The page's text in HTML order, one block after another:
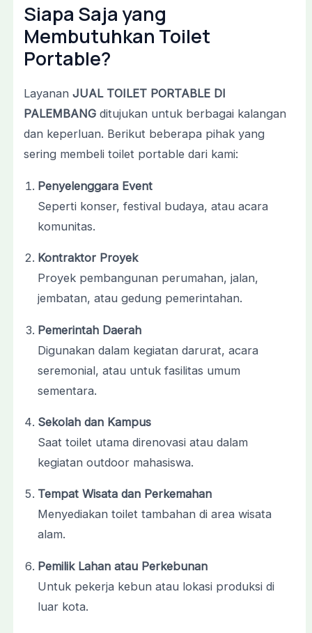
Siapa Sajayang
Membutuhkan Toilet
Portable?
Layanan JUAL TOILET PORTABLE DI
PALEMBANG ditujukan untuk berbagai kalangan
dan keperluan. Berikut beberapa pihak yang
sering membeli toilet portable dari kami:
Penyelenggara Event
Seperti konser, festival budaya, atau acara
komunitas.
Kontraktor Proyek
Proyek pembangunan perumahan, jalan,
jembatan, atau gedung pemerintahan.
Pemerintah Daerah
Digunakan dalam kegiatan darurat, acara
seremonial, atau untuk fasilitas umum
sementara.
Sekolah dan Kampus
Saat toilet utama direnovasi atau dalam
kegiatan outdoor mahasiswa.
Tempat Wisata dan Perkemahan
Menyediakan toilet tambahan di area wisata
alam.
Pemilik Lahan atau Perkebunan
Untuk pekerja kebun atau lokasi produksi di
luar kota.